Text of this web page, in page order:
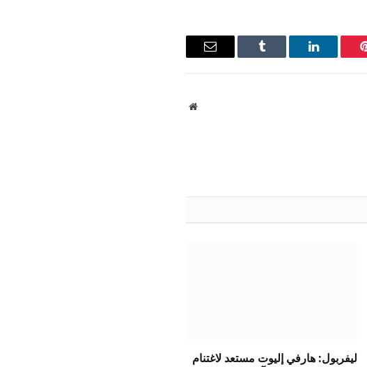
بينتيريستلينكدإن Tumblr
البريد
موقع
ليفربول: هارفي إليوت مستعد لاغتنام